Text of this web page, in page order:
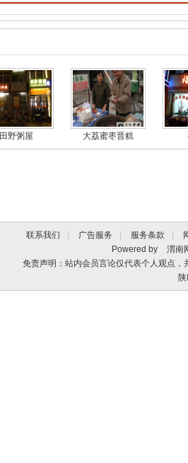
田野粥屋 大荔蜜枣晋糕
联系我们 广告服务 服务条款
Powered by
渭南
免责声明：站内会员言论仅代表个人观点